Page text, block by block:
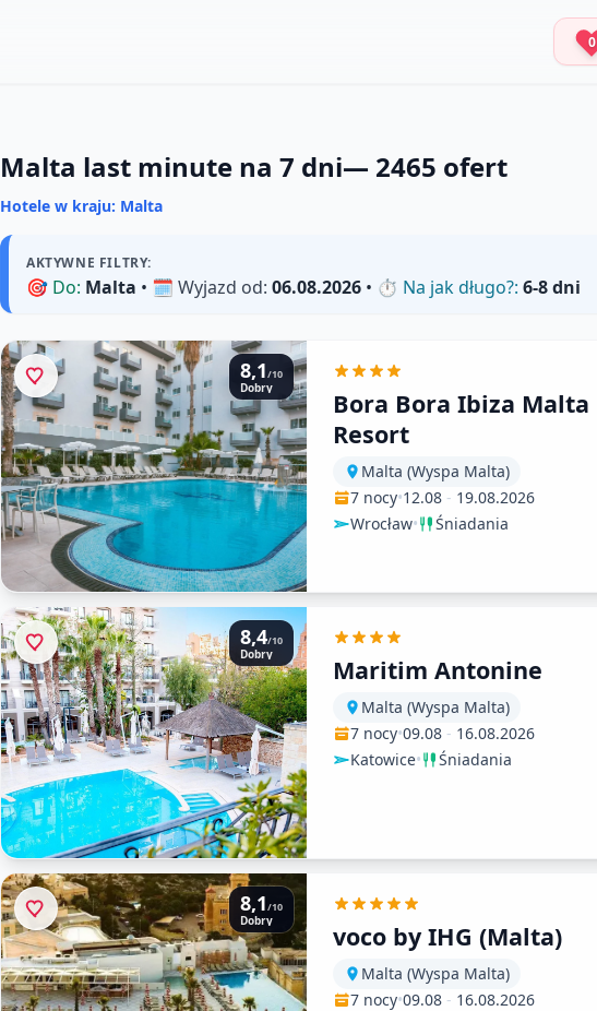
0
Malta last minute na 7 dni— 2465 ofert
Hotele w kraju: Malta
AKTYWNE FILTRY:
🎯 Do: Malta • 🗓️ Wyjazd od: 06.08.2026 • ⏱️ Na jak długo?: 6-8 dni
8,1/10
Dobry
Bora Bora Ibiza Malta
Resort
Malta (Wyspa Malta)
7 nocy•12.08 - 19.08.2026
Wrocław• Śniadania
8,4/10
Dobry Maritim Antonine
Malta (Wyspa Malta)
7 nocy•09.08 - 16.08.2026
Katowice• Śniadania
8,1/10
Dobry voco by IHG (Malta)
Malta (Wyspa Malta)
7 nocy•09.08 - 16.08.2026